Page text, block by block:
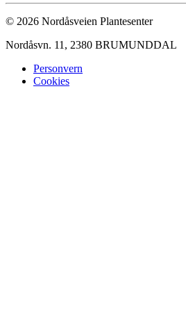
© 2026 Nordåsveien Plantesenter
Nordåsvn. 11, 2380 BRUMUNDDAL
Personvern
Cookies